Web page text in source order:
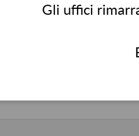
Gli uffici
Aggiornamenti &